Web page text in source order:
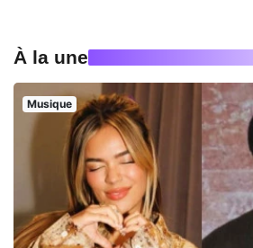
À la une
Musique